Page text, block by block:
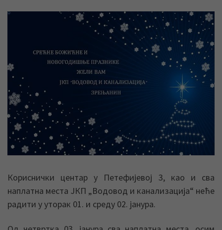
Кориснички центар у Петефијевој 3, као и сва
наплатна места ЈКП „Водовод и канализација“ неће
радити у уторак 01. и среду 02. јанура.